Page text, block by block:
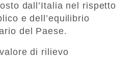
dall’Italia nel rispetto
e dell’equilibrio
del Paese.
di rilievo